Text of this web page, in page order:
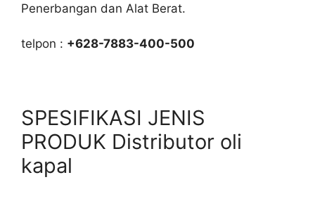
Penerbangan dan Alat Berat.
telpon : +628-7883-400-500
SPESIFIKASI JENIS
PRODUK Distributor oli
kapal